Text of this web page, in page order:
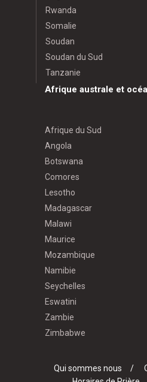
Rwanda
Somalie
Soudan
Soudan du Sud
Tanzanie
Afrique australe et
Afrique du Sud
Angola
Botswana
Comores
Lesotho
Madagascar
Malawi
Maurice
Mozambique
Namibie
Seychelles
Eswatini
Zambie
Zimbabwe
Qui sommes nous